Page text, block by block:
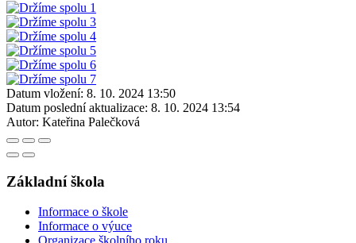
Datum vložení: 8. 10. 2024 13:50
Datum poslední aktualizace: 8. 10. 2024 13:54
Autor: Kateřina Palečková
Základní škola
Informace o škole
Informace o výuce